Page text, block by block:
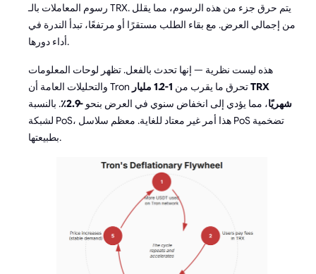
رسوم المعاملات بالـ TRX. يتم حرق جزء من هذه الرسوم، مما يقلل
من إجمالي العرض. مع بقاء الطلب مستقرًا أو مرتفعًا، تبدأ الندرة في
أداء دورها.
هذه ليست نظرية — إنها تحدث بالفعل. تظهر لوحات المعلومات
والتحليلات العامة أن Tron تحرق ما يقرب من
1-1.2 مليار TRX
شهريًا، مما يؤدي إلى انخفاض سنوي في العرض بنحو -2.9٪
. بالنسبة
لشبكة PoS، هذا أمر غير معتاد للغاية. معظم سلاسل PoS تضخمية
بطبيعتها.